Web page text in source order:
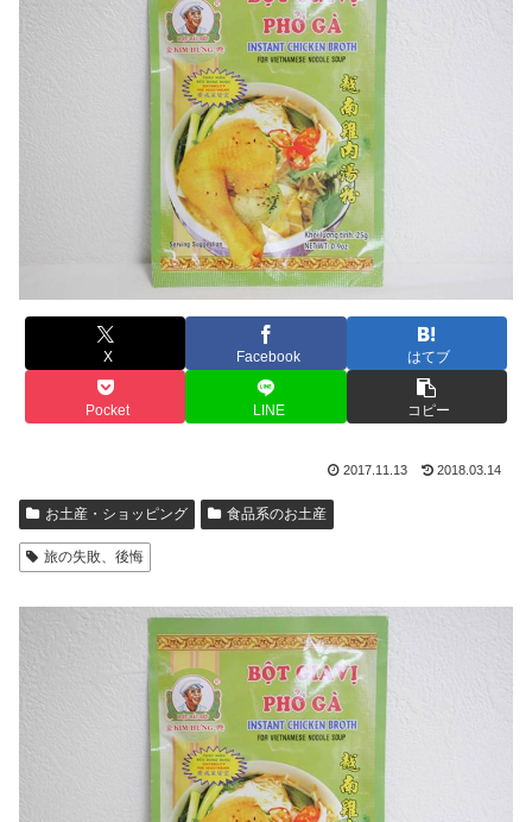
X Facebook はてブ
Pocket LINE コピー
2017.11.13 2018.03.14
お土産・ショッピング 食品系のお土産
旅の失敗、後悔